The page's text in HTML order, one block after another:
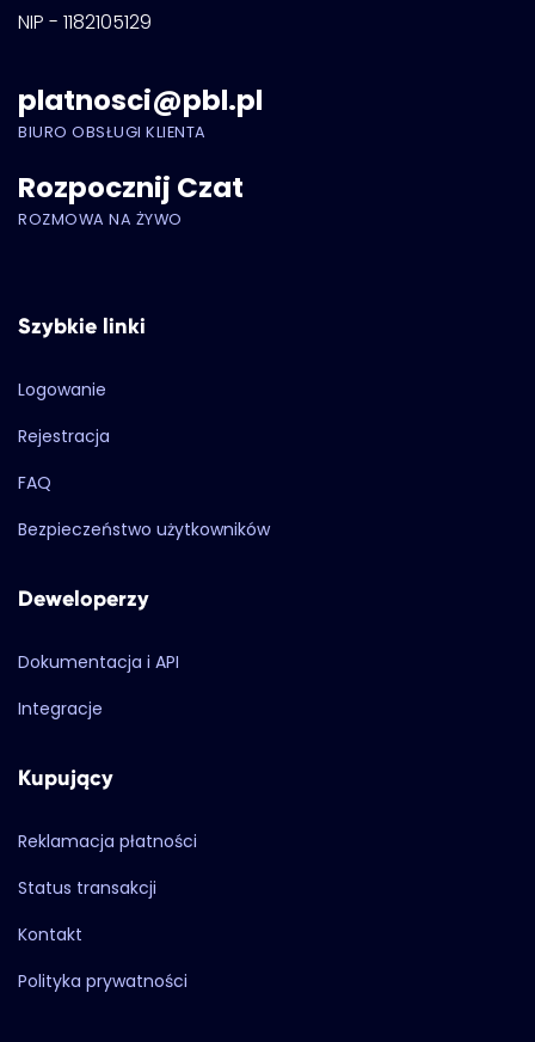
NIP - 1182105129
platnosci@pbl.pl
BIURO OBSŁUGI KLIENTA
Rozpocznij Czat
ROZMOWA NA ŻYWO
Szybkie linki
Logowanie
Rejestracja
FAQ
Bezpieczeństwo użytkowników
Deweloperzy
Dokumentacja i API
Integracje
Kupujący
Reklamacja płatności
Status transakcji
Kontakt
Polityka prywatności